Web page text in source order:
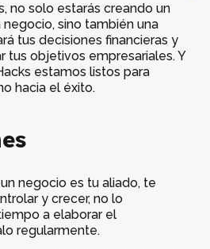
no solo estarás creando un
sino también una
tus decisiones financieras y
tus objetivos empresariales. Y
estamos listos para
hacia el éxito.
negocio es tu aliado, te
y crecer, no lo
a elaborar el
regularmente.